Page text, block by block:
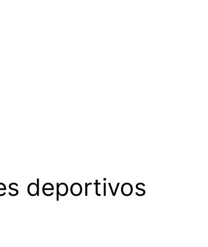
deportivos